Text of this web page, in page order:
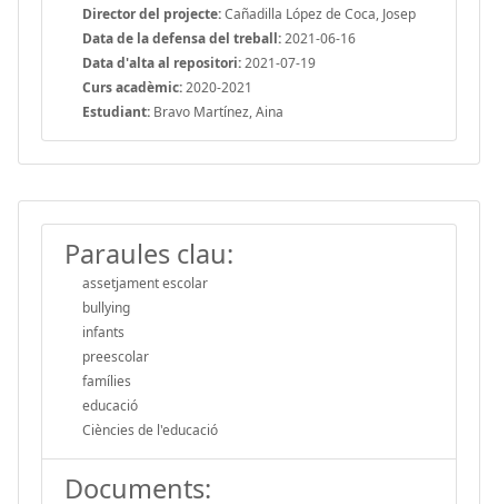
Director del projecte:Cañadilla López de Coca, Josep
Data de la defensa del treball:2021-06-16
Data d'alta al repositori:2021-07-19
Curs acadèmic:2020-2021
Estudiant: Bravo Martínez, Aina
Paraules clau:
assetjament escolar
bullying
infants
preescolar
famílies
educació
Ciències de l'educació
Documents: